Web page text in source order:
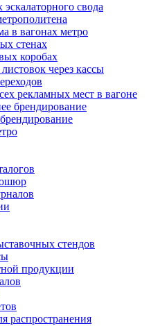
свода
в вагонах метро
стенах
коробах
через кассы
рекламных мест в вагоне
брендирование
стендов
продукции
распространения